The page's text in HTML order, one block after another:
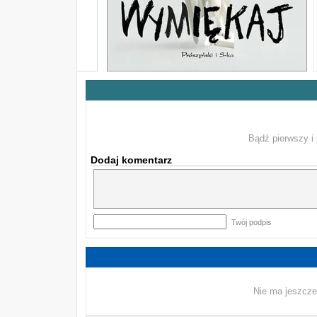
Bądź pierwszy i
Dodaj komentarz
Twój podpis
Nie ma